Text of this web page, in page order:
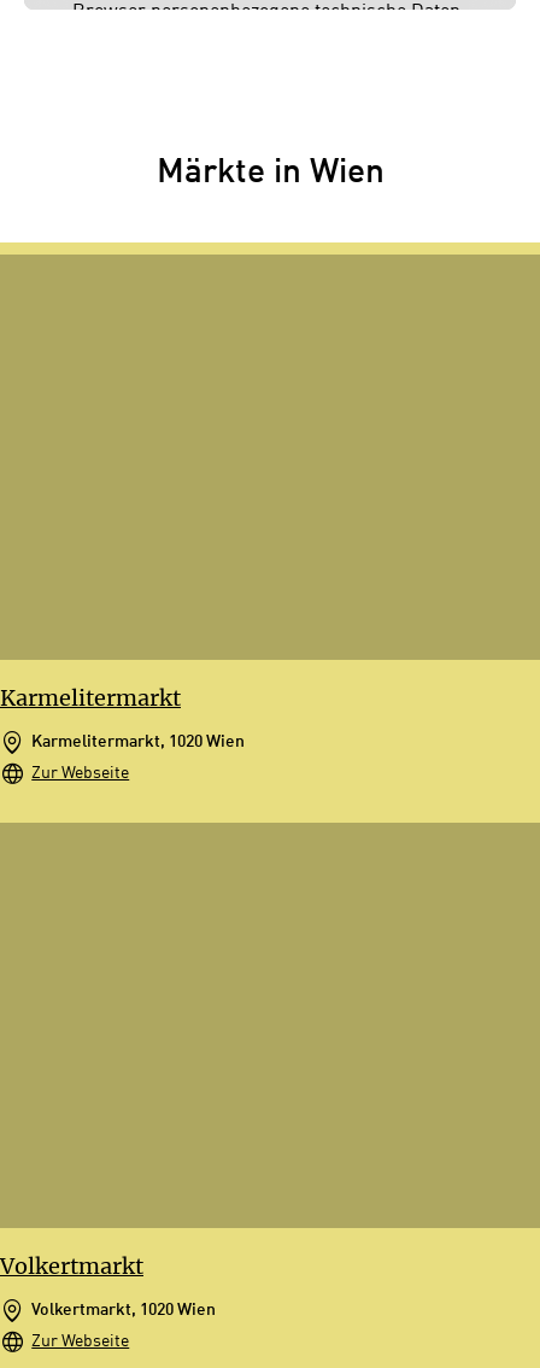
Browser personenbezogene technische Daten
Schutzniveau und insbesondere kann die US-
amerikanische Regierung Zugang zu diesen
Märkte in Wien
Karmelitermarkt
Karmelitermarkt, 1020 Wien
Zur Webseite
Volkertmarkt
Volkertmarkt, 1020 Wien
Zur Webseite